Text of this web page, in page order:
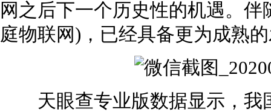
网之后下一个历史性的机遇。
庭物联网)，已经具备更为成熟
天眼查专业版数据显示，我